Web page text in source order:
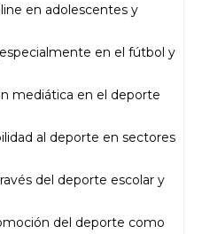
en adolescentes y
en el fútbol y
mediática en el deporte
al deporte en sectores
del deporte escolar y
del deporte como